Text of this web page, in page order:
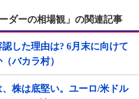
ダーの相場観」の関連記事
した理由は? 6月末に向けて
バカラ村）
株は底堅い。ユーロ/米ドル